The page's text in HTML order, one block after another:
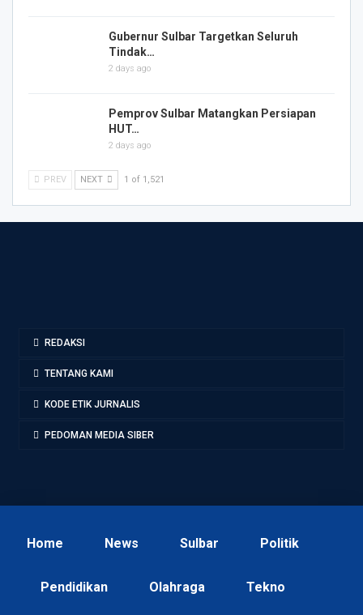
Gubernur Sulbar Targetkan Seluruh
Tindak…
2 days ago
Pemprov Sulbar Matangkan Persiapan
HUT…
2 days ago
PREV NEXT 1 of 1,521
REDAKSI
TENTANG KAMI
KODE ETIK JURNALIS
PEDOMAN MEDIA SIBER
Home News Sulbar Politik
Pendidikan Olahraga Tekno